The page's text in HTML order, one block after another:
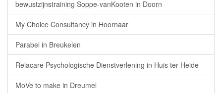
bewustzijnstraining Soppe-vanKooten in Doorn
My Choice Consultancy in Hoornaar
Parabel in Breukelen
Relacare Psychologische Dienstverlening in Huis ter Heide
MoVe to make in Dreumel